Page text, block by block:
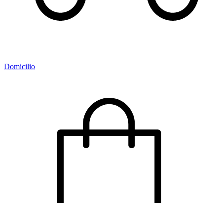
Domicilio